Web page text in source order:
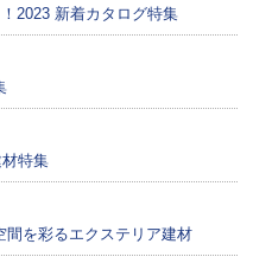
2023 新着カタログ特集
材特集
間を彩るエクステリア建材